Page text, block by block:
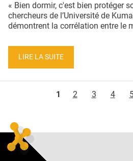
« Bien dormir, c'est bien protéger
chercheurs de l’Université de
démontrent la corrélation entre le
LIRE LA SUITE
1
2 3 4